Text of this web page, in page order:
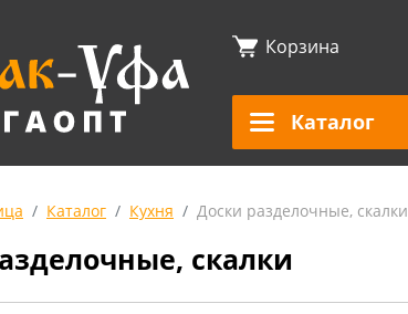
Корзина
Каталог
Каталог Кухня Доски разделочные, скалки
скалки